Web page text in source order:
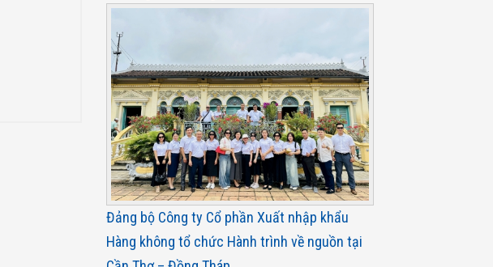
Đảng bộ Công ty Cổ phần Xuất nhập khẩu
Hàng không tổ chức Hành trình về nguồn tại